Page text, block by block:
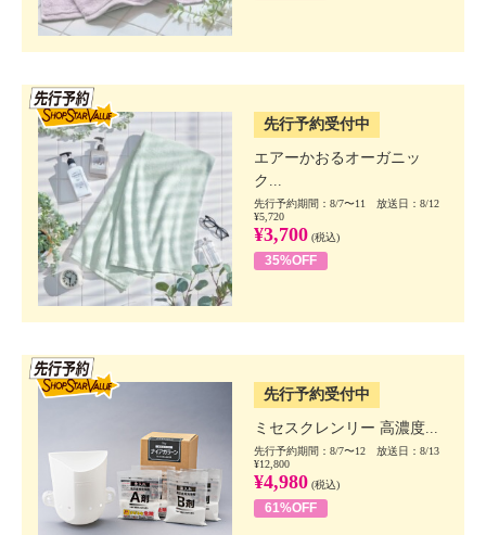
先行予約受付中
エアーかおるオーガニッ
ク...
先行予約期間：8/7〜11 放送日：8/12
¥5,720
¥3,700 (税込)
35%OFF
先行予約受付中
ミセスクレンリー 高濃度...
先行予約期間：8/7〜12 放送日：8/13
¥12,800
¥4,980 (税込)
61%OFF